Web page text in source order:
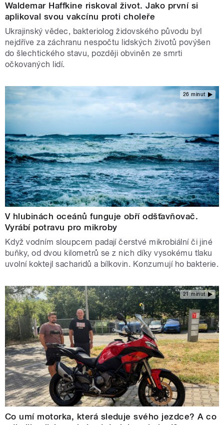
Waldemar Haffkine riskoval život. Jako první si
aplikoval svou vakcínu proti choleře
Ukrajinský vědec, bakteriolog židovského původu byl
nejdříve za záchranu nespočtu lidských životů povýšen
do šlechtického stavu, později obviněn ze smrti
očkovaných lidí.
26 minut
V hlubinách oceánů funguje obří odšťavňovač.
Vyrábí potravu pro mikroby
Když vodním sloupcem padají čerstvé mikrobiální či jiné
buňky, od dvou kilometrů se z nich díky vysokému tlaku
uvolní koktejl sacharidů a bílkovin. Konzumují ho bakterie.
21 minut
Co umí motorka, která sleduje svého jezdce? A co